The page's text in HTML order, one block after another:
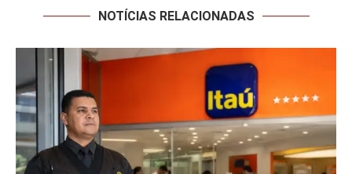
NOTÍCIAS RELACIONADAS